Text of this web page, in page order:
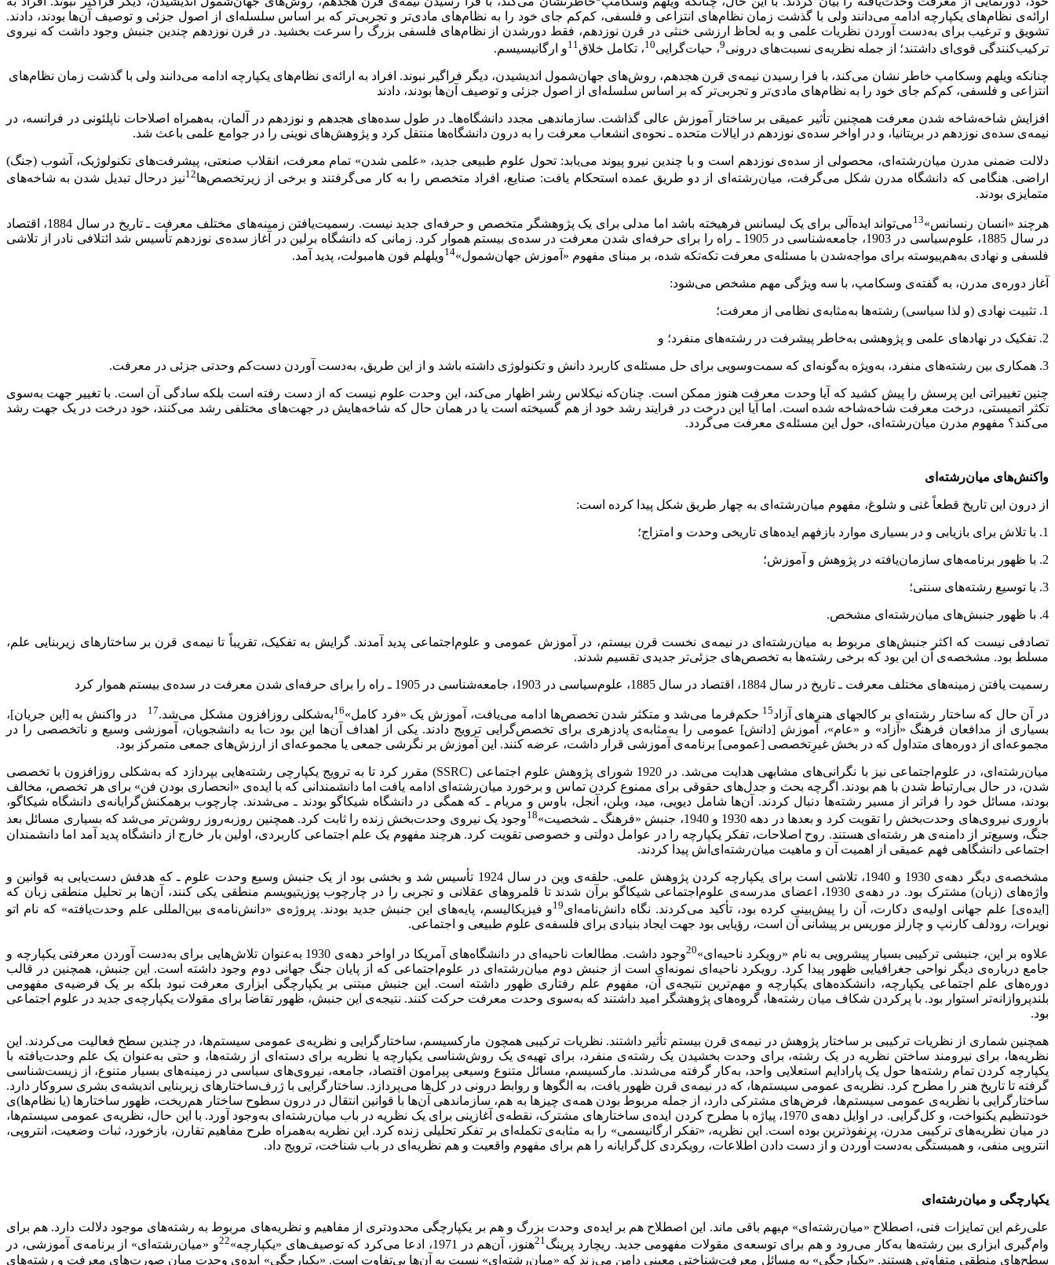
ارائه‌ی نظام‌های یکپارچه‌ ادامه می‌دانند ولی با گذشت زمان نظام‌های انتزاعی و فلسفی، کم‌کم جای خود را به نظام‌های مادی‌تر و تجربی‌تر که بر اساس سلسله‌ای از اصول جزئی و توصیف آن‌ها بودند، دادند.
تشویق و ترغیب برای به‌دست‌ آوردن نظریات علمی و به ‌لحاظ ارزشی خنثی در قرن نوزدهم، فقط دور‌شدن از نظام‌های فلسفی بزرگ را سرعت بخشید. در قرن نوزدهم چندین جنبش وجود داشت که نیروی
ترکیب‌کنندگی قوی‌ای داشتند؛ از جمله نظریه‌ی نسبت‌های درونی9، حیات‌گرایی10، تکامل خلاق 11و ارگانیسیسم.
چنانکه ویلهم وسکامپ خاطر نشان می‌کند، با فرا رسیدن نیمه‌ی قرن هجدهم، روش‌های جهان‌شمول اندیشیدن، دیگر فراگیر نبوند. افراد به ارائه‌ی نظام‌های یکپارچه‌ ادامه می‌دانند ولی با گذشت زمان نظام‌های
انتزاعی و فلسفی، کم‌کم جای خود را به نظام‌های مادی‌تر و تجربی‌تر که بر اساس سلسله‌ای از اصول جزئی و توصیف آن‌ها بودند، دادند
افزایش شاخه‌شاخه ‌شدن معرفت همچنین تأثیر عمیقی بر ساختار آموزش عالی گذاشت. سازماندهی مجدد دانشگاه‌هاـ در طول سده‌های هجدهم و نوزدهم در آلمان، به‌همراه اصلاحات ناپلئونی در فرانسه، در
نیمه‌ی سده‌ی نوزدهم در بریتانیا، و در اواخر سده‌ی نوزدهم در ایالات متحده ـ نحوه‌ی انشعاب معرفت را به درون دانشگاه‌ها منتقل کرد و پژوهش‌های نوینی را در جوامع علمی باعث شد.
دلالت ضمنی مدرن میان‌رشته‌ای، محصولی از سده‌ی نوزدهم است و با چندین نیرو پیوند می‌یابد: تحول علوم طبیعی جدید، «علمی شدن» تمام معرفت، انقلاب صنعتی، پیشرفت‌های تکنولوژیک، آشوب (جنگ)
اراضی. هنگامی که دانشگاه مدرن شکل می‌گرفت، میان‌رشته‌ای از دو طریق عمده استحکام یافت: صنایع، افراد متخصص را به کار می‌گرفتند و برخی از زیرتخصص‌ها12نیز درحال تبدیل شدن به شاخه‌های
متمایزی بودند.
هرچند «انسان رنسانس»13
می‌تواند ایده‌آلی برای یک لیسانس فر‌هیخته باشد اما مدلی برای یک پژوهشگر متخصص و حرفه‌ای جدید نیست. رسمیت‌یافتن زمینه‌های مختلف معرفت ـ تاریخ در سال 1884، اقتصاد
در سال 1885، علوم‌سیاسی در 1903، جامعه‌شناسی در 1905 ـ راه را برای حرفه‌ای ‌شدن معرفت در سده‌ی بیستم هموار کرد. زمانی که دانشگاه برلین در آغاز سده‌ی نوزدهم تأسیس شد ائتلافی نادر از تلاشی
فلسفی و نهادی به‌هم‌پیوسته برای مواجه‌شدن با مسئله‌ی معرفت تکه‌تکه ‌شده، بر مبنای مفهوم «آموزش جهان‌شمول»14ویلهلم فون هامبولت، پدید آمد.
آغاز دوره‌ی مدرن، به گفته‌ی وسکامپ، با سه ویژگی مهم مشخص می‌شود:
1. تثبیت نهادی (و لذا سیاسی) رشته‌ها به‌مثابه‌ی نظامی از معرفت؛
2. تفکیک در نهادهای علمی و پژوهشی به‌خاطر پیشرفت در رشته‌های منفرد؛ و
3. همکاری بین رشته‌های منفرد، به‌ویژه به‌گونه‌ای که سمت‌و‌سویی برای حل مسئله‌ی کاربرد دانش و تکنولوژی داشته باشد و از این طریق، به‌دست آوردن دست‌کم وحدتی جزئی در معرفت.
چنین تغییراتی این پرسش را پیش کشید که آیا وحدت معرفت هنوز ممکن است. چنان‌که نیکلاس رشر اظهار می‌کند، این وحدت علوم نیست که از دست رفته است بلکه سادگی آن است. با تغییر جهت به‌سوی
تکثر اتمیستی، درخت معرفت شاخه‌شاخه شده است. اما آیا این درخت در فرایند رشد خود از هم گسیخته است یا در همان حال که شاخه‌هایش در جهت‌های مختلفی رشد می‌کنند، خود درخت در یک جهت رشد
می‌کند؟ مفهوم مدرن میان‌رشته‌ای، حول این مسئله‌ی معرفت می‌گردد.
واکنش‌های میان‌رشته‌ای
از درون این تاریخ قطعاً غنی و شلوغ، مفهوم میان‌رشته‌ای‌ به چهار طریق شکل پیدا کرده است:
1. با تلاش برای بازیابی و در بسیاری موارد بازفهم ایده‌های تاریخی وحدت و امتزاج؛
2. با ظهور برنامه‌های سازما‌ن‌یافته در پژوهش و آموزش؛
3. با توسیع رشته‌های سنتی؛
4. با ظهور جنبش‌های میان‌رشته‌ای مشخص.
تصادفی نیست که اکثر جنبش‌های مربوط به میان‌رشته‌ای‌ در نیمه‌ی نخست قرن بیستم، در آموزش عمومی و علوم‌اجتماعی پدید آمدند. گرایش به تفکیک، تقریباً تا نیمه‌ی قرن بر ساختارهای زیربنایی علم،
مسلط بود. مشخصه‌ی آن این بود که برخی رشته‌ها به تخصص‌های جزئی‌تر جدیدی تقسیم‌ شدند.
رسمیت‌ یافتن زمینه‌های مختلف معرفت ـ تاریخ در سال 1884، اقتصاد در سال 1885، علوم‌سیاسی در 1903، جامعه‌شناسی در 1905 ـ راه را برای حرفه‌ای‌ شدن معرفت در سده‌ی بیستم هموار کرد
در آن حال که ساختار رشته‌ای بر کالجهای هنرهای آزاد15 حکم‌فرما می‌شد و متکثر شدن تخصص‌ها ادامه می‌یافت، آموزش یک «فرد کامل»16به‌شکلی روزافزون مشکل می‌شد.17
در واکنش به [این جریان]،
بسیاری از مدافعان فرهنگ «آزاد» و «عام»، آموزش [دانش] عمومی را به‌مثابه‌ی پادزهری برای تخصص‌گرایی ترویج دادند. یکی از اهداف آن‌ها این بود تا به دانشجویان، آموزشی وسیع و ناتخصصی را در
مجموعه‌ای از دوره‌های متداول که در بخش غیرِتخصصی [عمومی] برنامه‌ی آموزشی قرار داشت، عرضه کنند. این آموزش بر نگرشی جمعی یا مجموعه‌ای از ارزش‌های جمعی متمرکز بود.
میان‌رشته‌ای‌‌، در علوم‌اجتماعی نیز با نگرانی‌های مشابهی هدایت می‌شد. در 1920 شورای پژوهش علوم اجتماعی ( SSRC) مقرر کرد تا به ترویج یکپارچی رشته‌هایی بپردازد که به‌شکلی روزافزون با تخصصی
‌شدن، در حال بی‌ارتباط شدن با هم بودند. اگرچه بحث و جدل‌های حقوقی برای ممنوع کردن تماس و برخورد میان‌رشته‌ای ادامه یافت اما دانشمندانی که با ایده‌ی «انحصاری‌ بودن فن» برای هر تخصص، مخالف
بودند، مسائل خود را فراتر از مسیر رشته‌‌ها دنبال کردند. آن‌ها شامل دیویی، مید، وبلن، آنجل، باوس و مریام ـ که همگی در دانشگاه شیکاگو بودند ـ می‌شدند. چارچوب برهمکنش‌گرایانه‌ی دانشگاه شیکاگو،
باروری نیروی‌های وحدت‌بخش را تقویت کرد و بعدها در دهه 1930 و 1940، جنبش «فرهنگ ـ شخصیت»
18وجود یک نیروی وحدت‌بخش زنده را ثابت کرد. همچنین روزبه‌روز روشن‌تر می‌شد که بسیاری مسائل بعد
جنگ، وسیع‌تر از دامنه‌ی هر رشته‌ای هستند. روح اصلاحات، تفکر یکپارچه را در عوامل دولتی و خصوصی تقویت کرد. هرچند مفهوم یک علم اجتماعی کاربردی، اولین بار خارج از دانشگاه پدید آمد اما دانشمندان
اجتماعی دانشگاهی فهم عمیقی از اهمیت آن و ماهیت میان‌رشته‌ای‌اش پیدا کردند.
مشخصه‌ی دیگر دهه‌ی 1930 و 1940، تلاشی است برای یکپارچه ‌کردن پژوهش علمی. حلقه‌ی وین در سال 1924 تأسیس شد و بخشی بود از یک جنبش وسیع وحدت علوم ـ که هدفش دست‌یابی به قوانین و
واژه‌های (زبان) مشترک بود. در دهه‌ی 1930، اعضای مدرسه‌ی علوم‌اجتماعی شیکاگو برآن شدند تا قلمرو‌های عقلانی و تجربی را در چارچوب پوزیتیویسم منطقی یکی کنند، آن‌ها بر تحلیل منطقی زبان که
[ایده‌ی] علم جهانی اولیه‌ی دکارت، آن را پیش‌بینی کرده بود، تأکید می‌کردند. نگاه دانش‌نامه‌‌‌ای19و فیزیکالیسم، پایه‌های این جنبش جدید بودند. پروژه‌ی «دانش‌نامه‌ی بین‌المللی علم وحدت‌یافته» که نام اتو
نویرات، رودلف کارنپ و چارلز موریس بر پیشانی آن است، رؤیایی بود جهت ایجاد بنیادی برای فلسفه‌ی علوم طبیعی و اجتماعی.
علاوه ‌بر این، جنبشی ترکیبی بسیار پیشرویی به نام «رویکرد ناحیه‌ای»20
وجود داشت. مطالعات ناحیه‌ای در دانشگاه‌های آمریکا در اواخر دهه‌ی 1930 به‌عنوان تلاش‌هایی برای به‌دست آوردن معرفتی یکپارچه و
جامع درباره‌ی دیگر نواحی جغرافیایی ظهور پیدا کرد. رویکرد ناحیه‌ای نمونه‌ای است از جنبش دوم میان‌رشته‌ای در علوم‌اجتماعی که از پایان جنگ جهانی دوم وجود داشته است. این جنبش، همچنین در قالب
دوره‌های علم‌ اجتماعی یکپارچه، دانشکده‌های یکپارچه‌ و مهم‌ترین نتیجه‌ی آن، مفهوم علم رفتاری ظهور داشته است. این جنبش مبتنی بر یکپارچگی ابزاری معرفت نبود بلکه بر یک فرضیه‌ی مفهومی
بلند‌پروازانه‌تر استوار بود. با پرکردن شکاف میان رشته‌ها، گروه‌های پژوهشگر امید داشتند که به‌سوی وحدت معرفت حرکت کنند. نتیجه‌ی این جنبش، ظهور تقاضا برای مقولات یکپارچه‌ی جدید در علوم اجتماعی
بود.
همچنین شماری از نظریات ترکیبی بر ساختار پژوهش در نیمه‌ی قرن بیستم تأثیر داشتند. نظریات ترکیبی همچون مارکسیسم، ساختار‌گرایی و نظریه‌ی عمومی سیستم‌ها، در چندین سطح فعالیت می‌کردند. این
نظریه‌ها، برای نیرومند‌ ساختن نظریه‌ در یک رشته، برای وحدت بخشیدن یک رشته‌ی منفرد، برای تهیه‌ی یک روش‌شناسی یکپارچه‌ یا نظریه برای دسته‌ای از رشته‌ها، و حتی به‌عنوان یک علم وحدت‌یافته با
یکپارچه‌ کردن تمام رشته‌ها حول یک پارادایم استعلایی واحد، به‌کار گرفته می‌شدند. مارکسیسم، مسائل متنوع وسیعی پیرامون اقتصاد، جامعه، نیروی‌های سیاسی در زمینه‌های بسیار متنوع، از زیست‌شناسی
گرفته تا تاریخ هنر را مطرح کرد. نظریه‌ی عمومی سیستم‌ها، که در نیمه‌ی قرن ظهور یافت، به الگو‌ها و روابط درونی در کل‌ها می‌پردازد. ساختار‌گرایی با ژرف‌ساختار‌های زیربنایی اندیشه‌ی بشری سروکار دارد.
ساختارگرایی با نظریه‌ی عمومی سیستم‌ها، فرض‌های مشترکی دارد، از جمله مربوط‌ بودن همه‌ی چیزها به هم، سازماندهی آن‌ها با قوانین انتقال در درون سطوح ساختار هم‌ریخت، ظهور ساختارها (یا نظام‌ها)ی
خودتنظیم یکنواخت، ‌و کل‌گرایی. در اوایل دهه‌ی 1970، پیاژه با مطرح ‌کردن ایده‌ی ساختارهای مشترک، نقطه‌ی آغازینی برای یک نظریه در باب میان‌رشته‌ای‌ به‌وجود آورد. با این حال، ‌نظریه‌ی عمومی سیستم‌ها،
در میان نظریه‌های ترکیبی مدرن، پر‌نفوذترین بوده است. این نظریه، «تفکر ارگانیسمی» را به ‌مثابه‌ی تکمله‌ای بر تفکر تحلیلی زنده کرد. این نظریه به‌همراه طرح مفاهیم تقارن، بازخورد، ثبات وضعیت، انتروپی،
انتروپی منفی، و همبستگی به‌دست ‌آوردن و از دست‌ دادن اطلاعات، رویکردی کل‌گرایانه را هم برای مفهوم واقعیت و هم نظریه‌ای در باب شناخت، ترویج داد.
یکپارچگی و میان‌رشته‌ای
علی‌رغم این تمایزات فنی، اصطلاح «میان‌رشته‌ای» مبهم باقی ماند. این اصطلاح هم بر ایده‌ی وحدت بزرگ و هم بر یکپارچگی محدودتری از مفاهیم و نظریه‌های مربوط به رشته‌‌های موجود دلالت دارد. هم برای
وام‌گیری ابزاری بین رشته‌ها به‌کار می‌رود و هم برای توسعه‌ی مقولات مفهومی جدید. ریچارد پرینگ21هنوز، آن‌هم در 1971، ادعا می‌کرد که توصیف‌های «یکپارچه» 22و «میان‌رشته‌ای» از برنامه‌ی آموزشی، در
سطح‌های منطقی متفاوتی هستند. «یکپارچگی» به مسائل معرفت‌شناختی معینی دامن می‌زند که «میان‌رشته‌ای» نسبت به آن‌ها بی‌تفاوت است. «یکپارچگی» ایده‌ی وحدت میان صورت‌های معرفت و رشته‌های